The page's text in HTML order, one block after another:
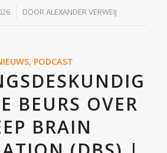
DOORALEXANDER VERWEIJ
, PODCAST
BEURS OVER
BRAIN